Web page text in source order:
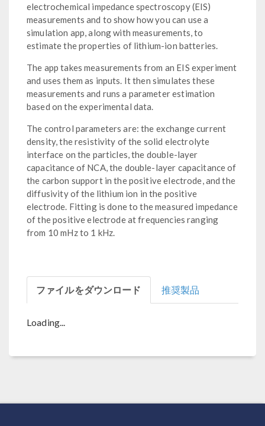
electrochemical impedance spectroscopy (EIS)
measurements and to show how you can use a
simulation app, along with measurements, to
estimate the properties of lithium-ion batteries.
The app takes measurements from an EIS experiment
and uses them as inputs. It then simulates these
measurements and runs a parameter estimation
based on the experimental data.
The control parameters are: the exchange current
density, the resistivity of the solid electrolyte
interface on the particles, the double-layer
capacitance of NCA, the double-layer capacitance of
the carbon support in the positive electrode, and the
diffusivity of the lithium ion in the positive
electrode. Fitting is done to the measured impedance
of the positive electrode at frequencies ranging
from 10 mHz to 1 kHz.
ファイルをダウンロード 推奨製品
Loading...